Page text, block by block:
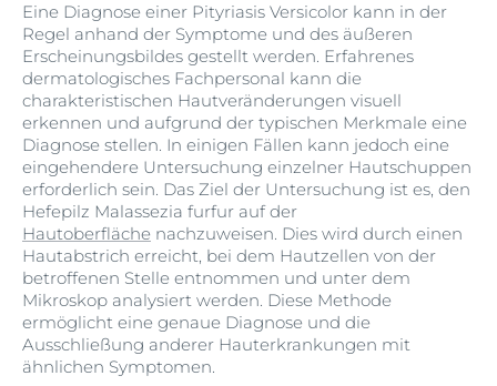
Eine Diagnose einer Pityriasis Versicolor kann in der
Regel anhand der Symptome und des äußeren
Erscheinungsbildes gestellt werden. Erfahrenes
dermatologisches Fachpersonal kann die
charakteristischen Hautveränderungen visuell
erkennen und aufgrund der typischen Merkmale eine
Diagnose stellen. In einigen Fällen kann jedoch eine
eingehendere Untersuchung einzelner Hautschuppen
erforderlich sein. Das Ziel der Untersuchung ist es, den
Hefepilz Malassezia furfur auf der
Hautoberfläche nachzuweisen. Dies wird durch einen
Hautabstrich erreicht, bei dem Hautzellen von der
betroffenen Stelle entnommen und unter dem
Mikroskop analysiert werden. Diese Methode
ermöglicht eine genaue Diagnose und die
Ausschließung anderer Hauterkrankungen mit
ähnlichen Symptomen.